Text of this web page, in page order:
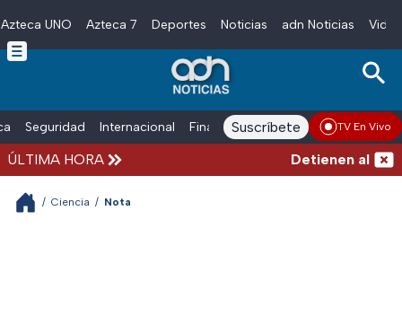
Skip to main content
Azteca UNO Azteca 7 Deportes Noticias adn Noticias
Seguridad Internacional Finanzas adn Noticias Radio
Suscríbete TV En Vivo
ÚLTIMA HORA Detienen al
/ Ciencia / Nota